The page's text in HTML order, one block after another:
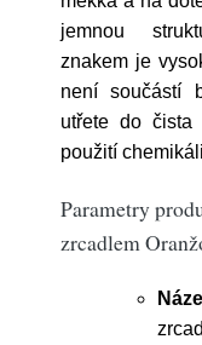
jemnou
znakem je
není součástí
utřete do čista
použití
Parametry
zrcadlem